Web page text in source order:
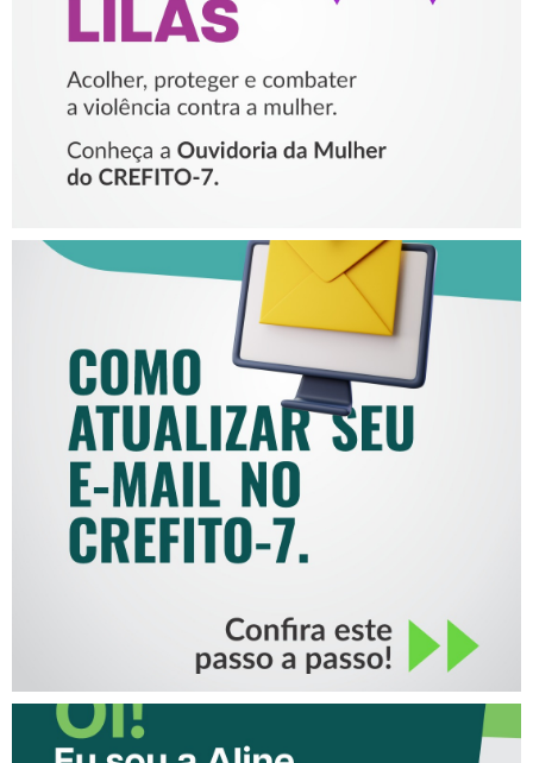
MULHER
COMO ATUALIZAR SEU E-
MAIL NO CREFITO-7